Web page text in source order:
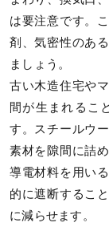
は要注意です。
剤、気密性のあ
ましょう。
古い木造住宅や
間が生まれるこ
す。スチールウ
素材を隙間に詰
導電材料を用い
的に遮断するこ
に減らせます。